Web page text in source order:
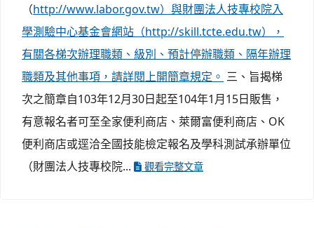
（http://www.labor.gov.tw）與財團法人技專校院入
學測驗中心基金會網站（http://skill.tcte.edu.tw），
有關各梯次辦理職類、級別、預計停辦職類、隔年辦理
職類及其他事項，請詳閱上開簡章規定。 三、旨揭梯
次之簡章自103年12月30日起至104年1月15日販售，
有意報名者可至全家便利商店、萊爾富便利商店、OK
便利商店或逕洽全國技能檢定報名及學科測試承辦單位
（財團法人技專校院...
觀看完整文章